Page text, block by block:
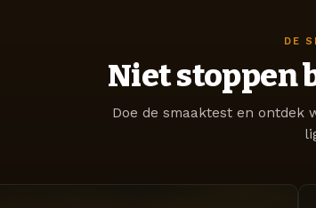
DE
Niet stoppen
Doe de smaaktest en